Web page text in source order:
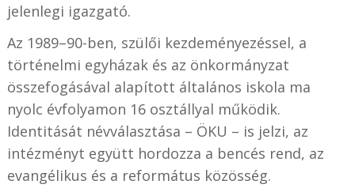
jelenlegi igazgató.
Az 1989–90-ben, szülői kezdeményezéssel, a
történelmi egyházak és az önkormányzat
összefogásával alapított általános iskola ma
nyolc évfolyamon 16 osztállyal működik.
Identitását névválasztása – ÖKU – is jelzi, az
intézményt együtt hordozza a bencés rend, az
evangélikus és a református közösség.